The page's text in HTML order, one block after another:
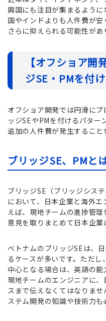
興国にも注目が集まるよう
国やインドよりも人件費が
さらに抑えられる可能性があ
【オフショア開
ジSE・PMを付
オフショア開発では円滑に
ッジSEやPMを付けるパター
追加の人件費が発生すること
ブリッジSE、PMと
ブリッジSE（ブリッジシス
において、日本企業と海外
えば、現地チームの進捗管
意見を取りまとめて日本企業
ベトナムのブリッジSEは、
るケースが多いです。ただ
中心となる場合は、英語の
現地チームのエンジニアに
スまで伝えなくてはなりま
ステム開発の知識や技術力も